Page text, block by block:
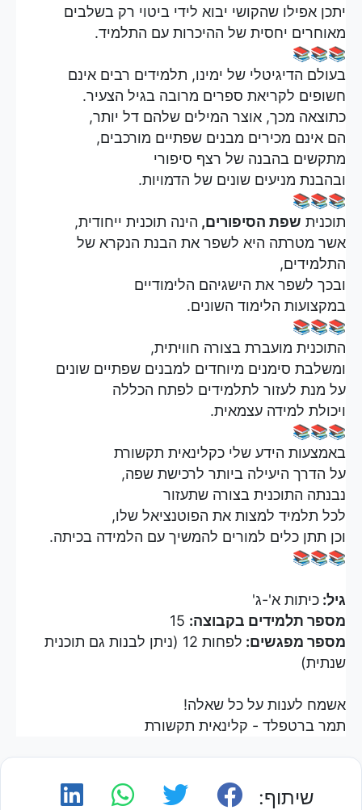
יתכן אפילו שהקושי יבוא לידי ביטוי רק בשלבים
מאוחרים יחסית של ההיכרות עם התלמיד.
📚📚📚
בעולם הדיגיטלי של ימינו, תלמידים רבים אינם
חשופים לקריאת ספרים מרובה בגיל הצעיר.
כתוצאה מכך, אוצר המילים שלהם דל יותר,
הם אינם מכירים מבנים שפתיים מורכבים,
מתקשים בהבנה של רצף סיפורי
ובהבנת מניעים שונים של הדמויות.
📚📚📚
תוכנית שפת הסיפורים, הינה תוכנית ייחודית,
אשר מטרתה היא לשפר את הבנת הנקרא של
התלמידים,
ובכך לשפר את הישגיהם הלימודיים
במקצועות הלימוד השונים.
📚📚📚
התוכנית מועברת בצורה חוויתית,
ומשלבת סימנים מיוחדים למבנים שפתיים שונים
על מנת לעזור לתלמידים לפתח הכללה
ויכולת למידה עצמאית.
📚📚📚
באמצעות הידע שלי כקלינאית תקשורת
על הדרך היעילה ביותר לרכישת שפה,
נבנתה התוכנית בצורה שתעזור
לכל תלמיד למצות את הפוטנציאל שלו,
וכן תתן כלים למורים להמשיך עם הלמידה בכיתה.
📚📚📚
גיל: כיתות א'-ג'
מספר תלמידים בקבוצה:
מספר מפגשים:
לפחות 12 (ניתן לבנות גם תוכנית
שנתית)
אשמח לענות על כל שאלה!
תמר ברטפלד - קלינאית תקשורת
שיתוף: